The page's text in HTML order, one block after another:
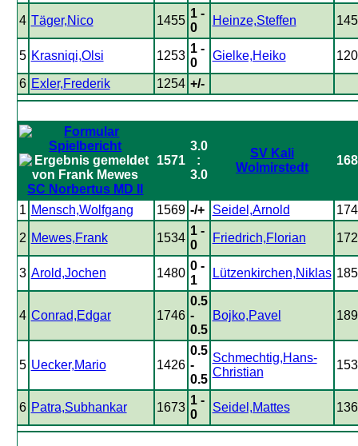
4 Täger,Nico 1455
1 -
0
Heinze,Steffen
5 Krasniqi,Olsi 1253
1 -
0
Gielke,Heiko
6 Exler,Frederik 1254 +/-
SC Norbertus MD II
1571
3.0
:
3.0
SV Kali
Wolmirstedt
1 Mensch,Wolfgang 1569 -/+ Seidel,Arnold
2 Mewes,Frank 1534
1 -
0
Friedrich,Florian
3 Arold,Jochen 1480
0 -
1
Lützenkirchen,Niklas
4 Conrad,Edgar 1746
0.5
-
0.5
Bojko,Pavel
5 Uecker,Mario 1426
0.5
-
0.5
Schmechtig,Hans-
Christian
6 Patra,Subhankar 1673
1 -
0
Seidel,Mattes